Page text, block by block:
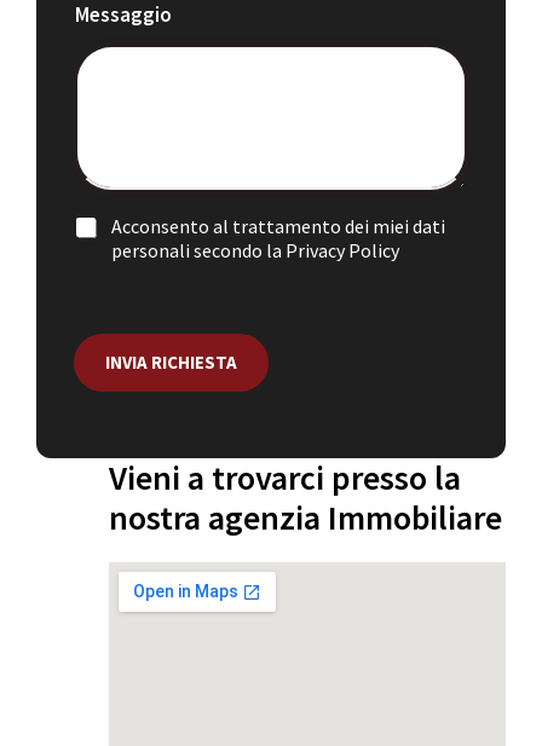
Messaggio
C
l
e
p
Acconsento al trattamento dei miei dati
personali secondo la Privacy Policy
INVIA RICHIESTA
Vieni a trovarci presso la
nostra agenzia Immobiliare